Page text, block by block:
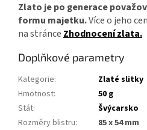
Zlato je po generace
formu majetku.Více o jeho
na stránce Zhodnocení zlata.
Doplňkové parametry
Kategorie:
Zlaté slitky
Hmotnost:
50 g
Stát:
Švýcarsko
Rozměry blistru:
85 x 54 mm